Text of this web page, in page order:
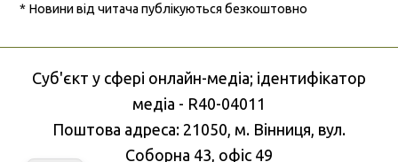
* Новини від читача публікуються безкоштовно
Cуб'єкт у сфері онлайн-медіа; ідентифікатор
медіа - R40-04011
Поштова адреса: 21050, м. Вінниця, вул.
Соборна 43, офіс 49